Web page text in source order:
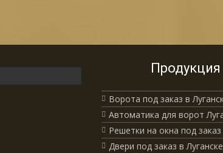
Продукция
Ворота под заказ в
Автоматика для ворот
Решетки на окна под заказ
Двери под заказ в Луганске